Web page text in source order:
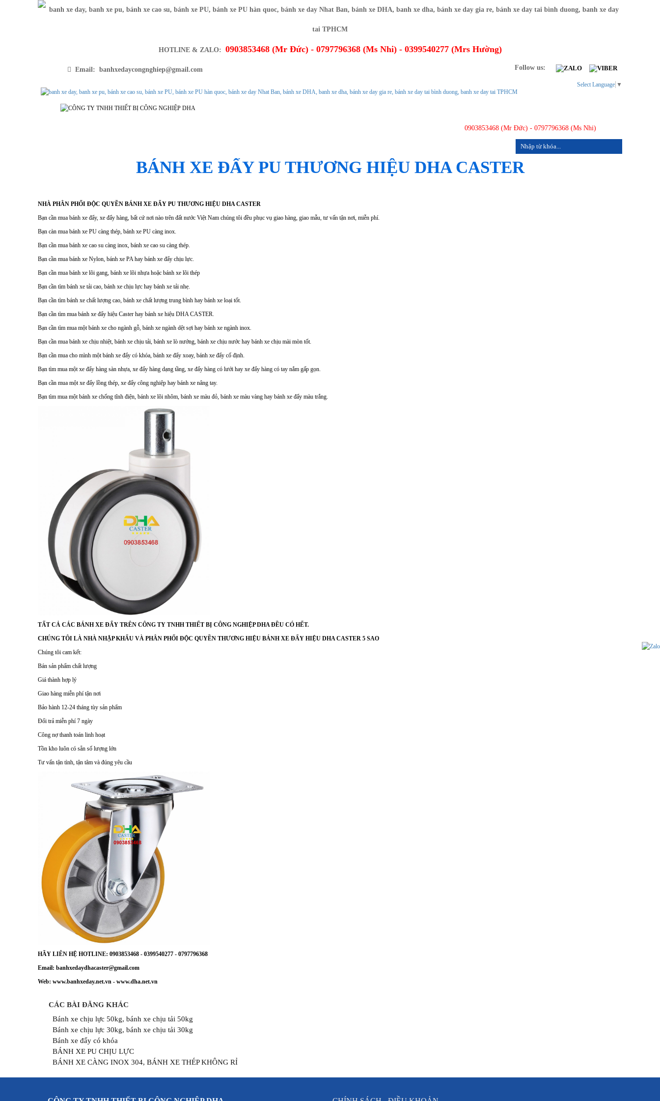
HOTLINE & ZALO: 0903853468 (Mr Đức) - 0797796368 (Ms Nhi) - 0399540277 (Mrs Hường)
Email: banhxedaycongnghiep@gmail.com Follow us:
0903853468 (Mr Đức) - 0797796368 (Ms Nhi)
Select Language ▼
BÁNH XE ĐẨY PU THƯƠNG HIỆU DHA CASTER
NHÀ PHÂN PHỐI ĐỘC QUYỀN BÁNH XE ĐẨY PU THƯƠNG HIỆU DHA CASTER
Bạn cần mua bánh xe đẩy, xe đẩy hàng, bất cứ nơi nào trên đất nước Việt Nam chúng tôi đều phục vụ giao hàng, giao mẫu, tư vấn tận nơi, miễn phí.
Bạn càn mua bánh xe PU càng thép, bánh xe PU càng inox.
Bạn cần mua bánh xe cao su càng inox, bánh xe cao su càng thép.
Bạn cần mua bánh xe Nylon, bánh xe PA hay bánh xe đẩy chịu lực.
Bạn cần mua bánh xe lõi gang, bánh xe lõi nhựa hoặc bánh xe lõi thép
Bạn cần tìm bánh xe tải cao, bánh xe chịu lực hay bánh xe tải nhẹ.
Bạn cần tìm bánh xe chất lượng cao, bánh xe chất lượng trung bình hay bánh xe loại tốt.
Bạn cần tìm mua bánh xe đẩy hiệu Caster hay bánh xe hiệu DHA CASTER.
Bạn cần tìm mua một bánh xe cho ngành gỗ, bánh xe ngành dệt sợi hay bánh xe ngành inox.
Bạn cần mua bánh xe chịu nhiệt, bánh xe chịu tải, bánh xe lò nướng, bánh xe chịu nước hay bánh xe chịu mài mòn tốt.
Bạn cần mua cho mình một bánh xe đẩy có khóa, bánh xe đẩy xoay, bánh xe đẩy cố định.
Bạn tìm mua một xe đẩy hàng sàn nhựa, xe đẩy hàng dạng tầng, xe đẩy hàng có lưới hay xe đẩy hàng có tay nắm gấp gọn.
Bạn cần mua một xe đẩy lồng thép, xe đẩy công nghiệp hay bánh xe nâng tay.
Bạn tìm mua một bánh xe chống tĩnh điện, bánh xe lõi nhôm, bánh xe màu đỏ, bánh xe màu vàng hay bánh xe đẩy màu trắng.
TẤT CẢ CÁC BÁNH XE ĐẨY TRÊN CÔNG TY TNHH THIẾT BỊ CÔNG NGHIỆP DHA ĐỀU CÓ HẾT.
CHÚNG TÔI LÀ NHÀ NHẬP KHẨU VÀ PHÂN PHỐI ĐỘC QUYỀN THƯƠNG HIỆU BÁNH XE ĐẨY HIỆU DHA CASTER 5 SAO
Chúng tôi cam kết:
Bán sản phẩm chất lượng
Giá thành hợp lý
Giao hàng miễn phí tận nơi
Bảo hành 12-24 tháng tùy sản phẩm
Đổi trả miễn phí 7 ngày
Công nợ thanh toán linh hoạt
Tồn kho luôn có sẵn số lượng lớn
Tư vấn tận tình, tận tâm và đúng yêu cầu
HÃY LIÊN HỆ HOTLINE: 0903853468 - 0399540277 - 0797796368
Email: banhxedaydhacaster@gmail.com
Web: www.banhxeday.net.vn - www.dha.net.vn
CÁC BÀI ĐĂNG KHÁC
Bánh xe chịu lực 50kg, bánh xe chịu tải 50kg
Bánh xe chịu lực 30kg, bánh xe chịu tải 30kg
Bánh xe đẩy có khóa
BÁNH XE PU CHỊU LỰC
BÁNH XE CÀNG INOX 304, BÁNH XE THÉP KHÔNG RỈ